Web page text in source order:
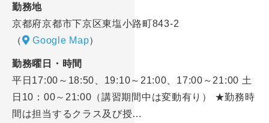
勤務地
京都府京都市下京区東塩小路町843-2
（
Google Map）
勤務曜日・時間
平日17:00～18:50、19:10～21:00、17:00～21:00 土
日10：00～21:00（講習期間中は変動有り） ★勤務時
間は担当するクラス及び授…